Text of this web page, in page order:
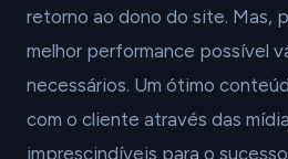
retorno ao dono do site. Mas,
melhor performance possível
necessários. Um ótimo
com o cliente através das
imprescindíveis para o